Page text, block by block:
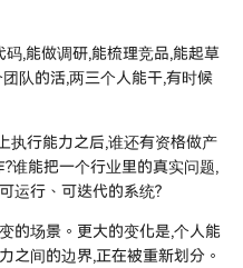
,能做调研,能梳理竞品,能起草
队的活,两三个人能干,有时候
执行能力之后,谁还有资格做产
谁能把一个行业里的真实问题,
运行、可迭代的系统?
的场景。更大的变化是,个人能
之间的边界,正在被重新划分。